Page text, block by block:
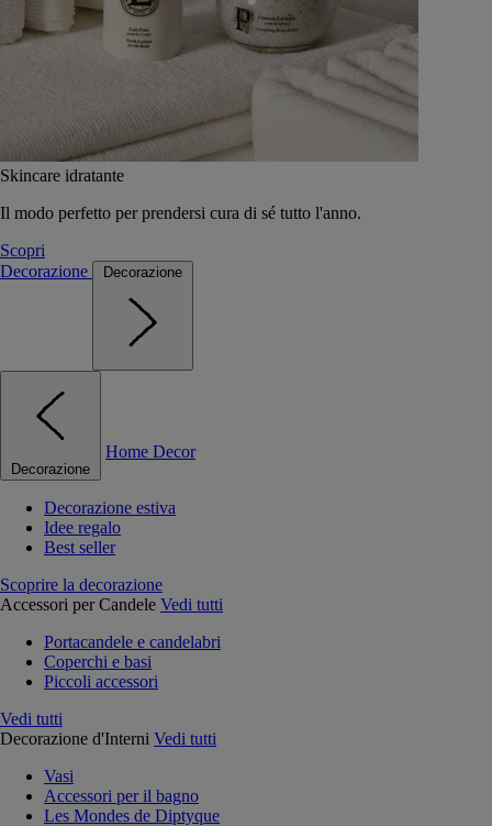
Skincare idratante
Il modo perfetto per prendersi cura di sé tutto l'anno.
Scopri
Decorazione
Decorazione
Decorazione
Home Decor
Decorazione estiva
Idee regalo
Best seller
Scoprire la decorazione
Accessori per Candele Vedi tutti
Portacandele e candelabri
Coperchi e basi
Piccoli accessori
Vedi tutti
Decorazione d'Interni Vedi tutti
Vasi
Accessori per il bagno
Les Mondes de Diptyque